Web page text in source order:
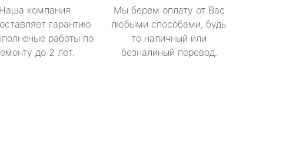
Наша компания
гарантию
работы по
до 2 лет.
Мы берем оплату от Вас
любыми способами, будь
то наличный или
безналиный перевод.